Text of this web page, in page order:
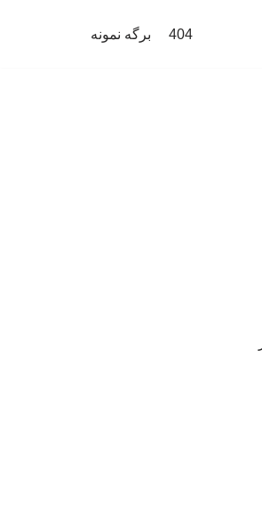
404 برگه نمونه